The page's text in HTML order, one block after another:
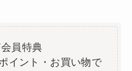
員特典
イント・お買い物で